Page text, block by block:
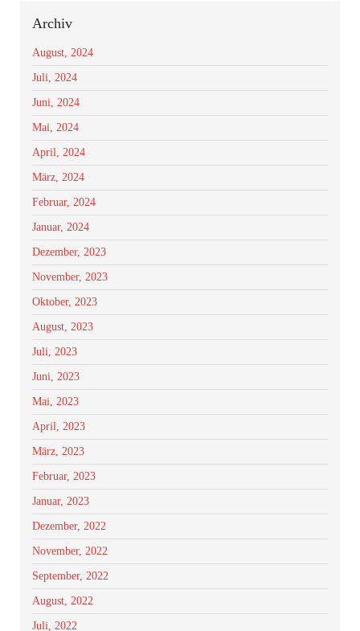
Archiv
August, 2024
Juli, 2024
Juni, 2024
Mai, 2024
April, 2024
März, 2024
Februar, 2024
Januar, 2024
Dezember, 2023
November, 2023
Oktober, 2023
August, 2023
Juli, 2023
Juni, 2023
Mai, 2023
April, 2023
März, 2023
Februar, 2023
Januar, 2023
Dezember, 2022
November, 2022
September, 2022
August, 2022
Juli, 2022